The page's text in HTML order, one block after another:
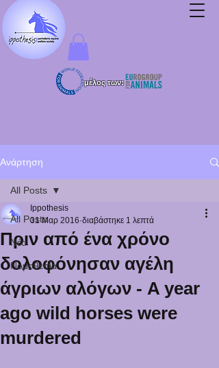
μέλος των:
Ανάρτηση
All Posts
Νέα
Νομοθεσία
All Posts
Πριν από ένα χρόνο
δολοφόνησαν αγέλη
άγριων αλόγων - A year
ago wild horses were
murdered
Ippothesis
31 Μαρ 2016 διαβάστηκε 1 λεπτά